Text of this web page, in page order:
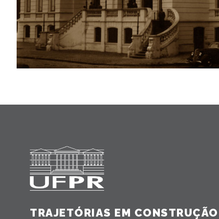
TRAJETÓRIAS EM